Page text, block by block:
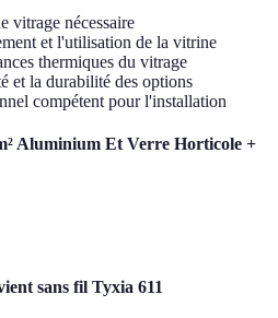
vitrage nécessaire
et l'utilisation de la vitrine
thermiques du vitrage
et la durabilité des options
compétent pour l'installation
Aluminium Et Verre Horticole +
sans fil Tyxia 611